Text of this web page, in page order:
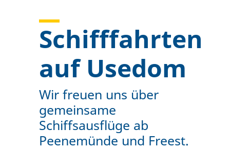
Schifffahrten
auf Usedom
Wir freuen uns über
gemeinsame
Schiffsausflüge ab
Peenemünde und Freest.